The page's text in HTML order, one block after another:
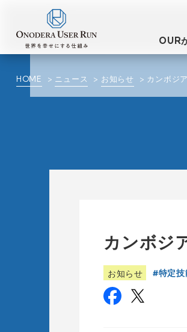
OUR
HOME ニュース お知らせ カンボジ
カンボジ
お知らせ 特定技